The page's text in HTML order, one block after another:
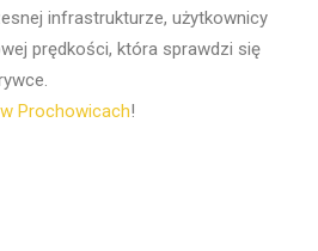
infrastrukturze, użytkownicy
prędkości, która sprawdzi się
Prochowicach!